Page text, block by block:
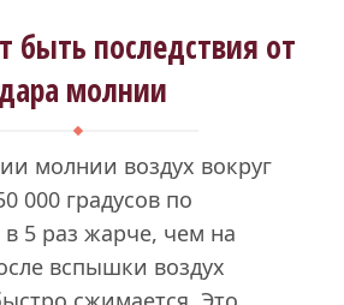
быть последствия от
молнии
молнии воздух вокруг
000 градусов по
в 5 раз жарче, чем на
вспышки воздух